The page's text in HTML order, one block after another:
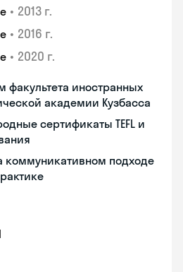
• 2013 г.
• 2016 г.
• 2020 г.
факультета иностранных
академии Кузбасса
сертификаты TEFL и
коммуникативном подходе